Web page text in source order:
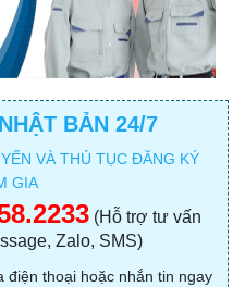
BẢN 24/7
VÀ THỦ TỤC ĐĂNG KÝ
GIA
(Hỗ trợ tư vấn
Zalo, SMS)
điện thoại hoặc nhắn tin ngay